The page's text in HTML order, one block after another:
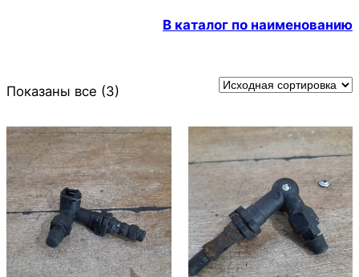
В каталог по наименованию
Показаны все (3)